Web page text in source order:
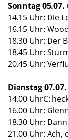
Sonntag05.07.
14.15 Uhr: Die
16.15 Uhr:
18.30 Uhr: Der
18.45 Uhr:
20.45 Uhr:
Dienstag
14.00 UhrC:
16.00 Uhr:
18.30 Uhr:
21.00 Uhr: Ach,